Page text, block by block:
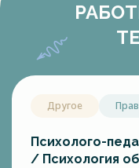
Другое
Психолого-
/ Психология